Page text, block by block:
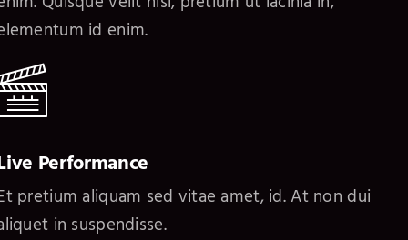
id enim.
Performance
pretium aliquam sed vitae amet, id. At non dui
in suspendisse.